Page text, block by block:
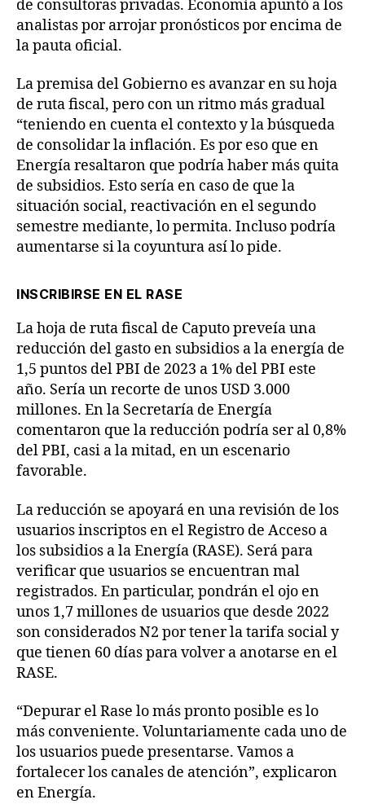
de consultoras privadas. Economía apuntó a los
analistas por arrojar pronósticos por encima de
la pauta oficial.
La premisa del Gobierno es avanzar en su hoja
de ruta fiscal, pero con un ritmo más gradual
“teniendo en cuenta el contexto y la búsqueda
de consolidar la inflación. Es por eso que en
Energía resaltaron que podría haber más quita
de subsidios. Esto sería en caso de que la
situación social, reactivación en el segundo
semestre mediante, lo permita. Incluso podría
aumentarse si la coyuntura así lo pide.
INSCRIBIRSE EN EL RASE
La hoja de ruta fiscal de Caputo preveía una
reducción del gasto en subsidios a la energía de
1,5 puntos del PBI de 2023 a 1% del PBI este
año. Sería un recorte de unos USD 3.000
millones. En la Secretaría de Energía
comentaron que la reducción podría ser al 0,8%
del PBI, casi a la mitad, en un escenario
favorable.
La reducción se apoyará en una revisión de los
usuarios inscriptos en el Registro de Acceso a
los subsidios a la Energía (RASE). Será para
verificar que usuarios se encuentran mal
registrados. En particular, pondrán el ojo en
unos 1,7 millones de usuarios que desde 2022
son considerados N2 por tener la tarifa social y
que tienen 60 días para volver a anotarse en el
RASE.
“Depurar el Rase lo más pronto posible es lo
más conveniente. Voluntariamente cada uno de
los usuarios puede presentarse. Vamos a
fortalecer los canales de atención”, explicaron
en Energía.